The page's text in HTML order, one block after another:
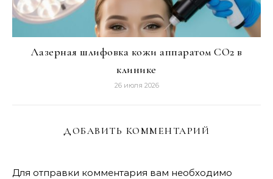
Лазерная шлифовка кожи аппаратом CO2 в
клинике
26 июля 2026
ДОБАВИТЬ КОММЕНТАРИЙ
Для отправки комментария вам необходимо